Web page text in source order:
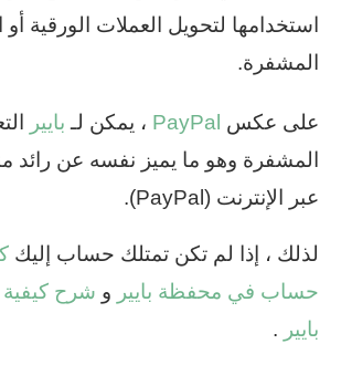
استخدامها لتحويل العملات الورقية أو
المشفرة.
على عكس PayPal ، يمكن لـ بايير
المشفرة وهو ما يميز نفسه عن رائد
عبر الإنترنت (PayPal).
لذلك ، إذا لم تكن تمتلك حساب إليك
حساب في محفظة بايير و شرح
بايير .